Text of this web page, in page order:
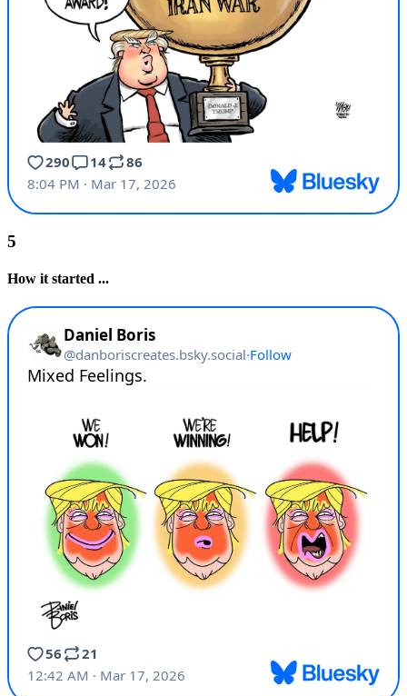
How it started ...